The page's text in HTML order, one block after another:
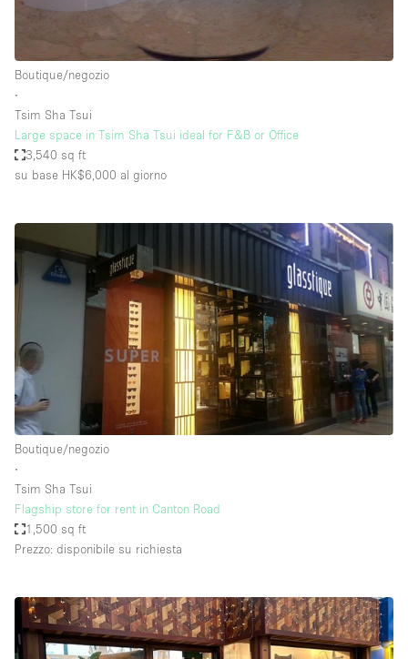
Boutique/negozio
∙
Tsim Sha Tsui
Large space in Tsim Sha Tsui ideal for F&B or Office
3,540 sq ft
su base HK$6,000 al giorno
Boutique/negozio
∙
Tsim Sha Tsui
Flagship store for rent in Canton Road
1,500 sq ft
Prezzo: disponibile su richiesta